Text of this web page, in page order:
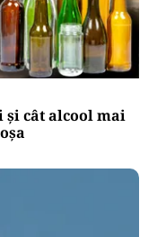
și cât alcool mai